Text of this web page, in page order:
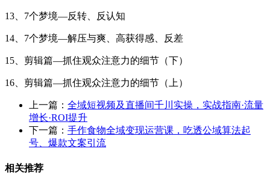
13、7个梦境—反转、反认知
14、7个梦境—解压与爽、高获得感、反差
15、剪辑篇—抓住观众注意力的细节（下）
16、剪辑篇—抓住观众注意力的细节（上）
上一篇： 全域短视频及直播间千川实操，实战指南·流量
增长·ROI提升
下一篇： 手作食物全域变现运营课，吃透公域算法起
号、爆款文案引流
相关推荐